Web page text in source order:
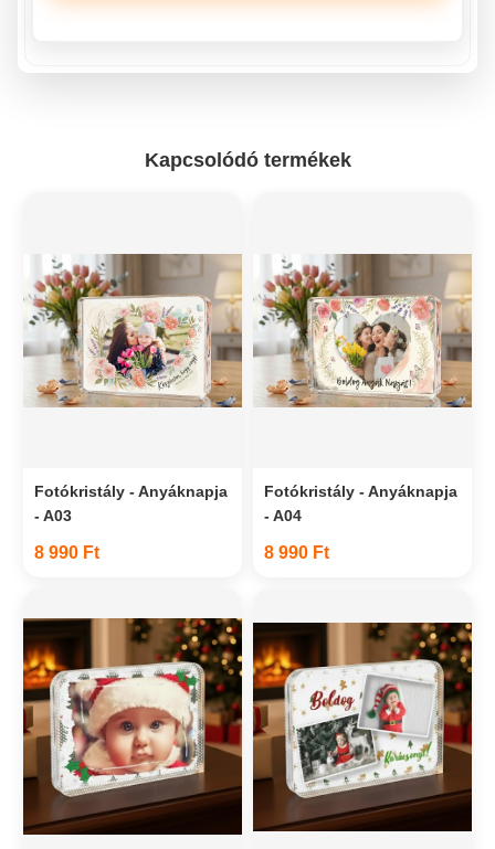
Kapcsolódó termékek
Fotókristály - Anyáknapja
- A03
8 990 Ft
Fotókristály - Anyáknapja
- A04
8 990 Ft